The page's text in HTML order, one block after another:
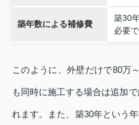
築年数による補修費
築30
必要
このように、外壁だけで80万
も同時に施工する場合は追加
れます。また、築30年という